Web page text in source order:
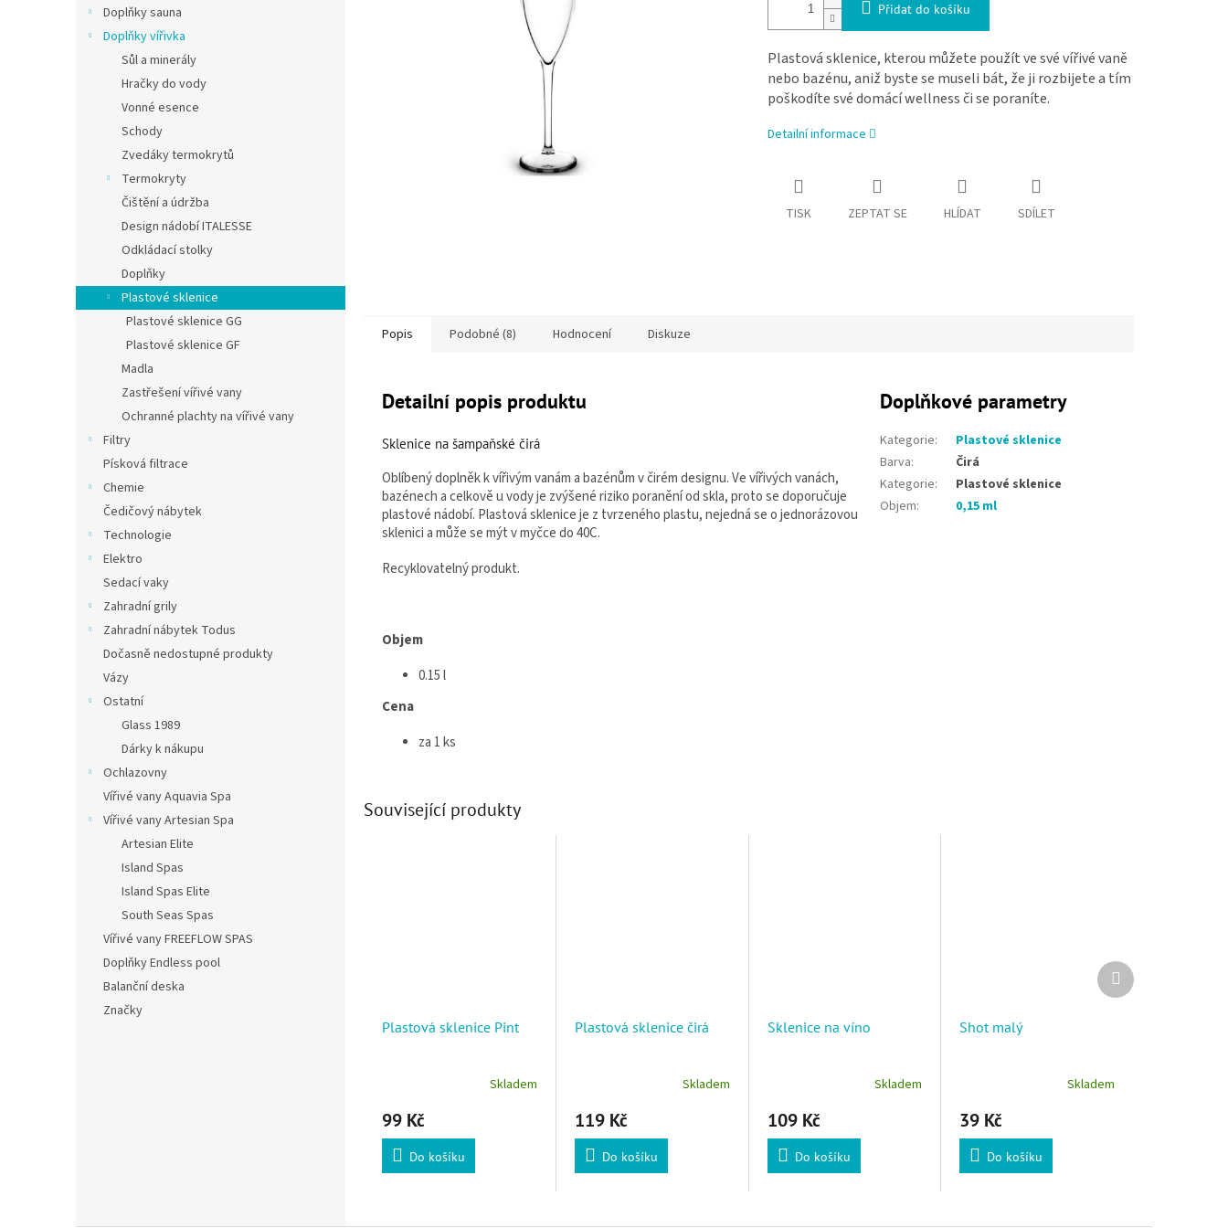
Doplňky sauna
Doplňky vířivka
Sůl a minerály
Hračky do vody
Vonné esence
Schody
Zvedáky termokrytů
Termokryty
Čištění a údržba
Design nádobí ITALESSE
Odkládací stolky
Doplňky
Plastové sklenice
Plastové sklenice GG
Plastové sklenice GF
Madla
Zastřešení vířivé vany
Ochranné plachty na vířivé vany
Filtry
Písková filtrace
Chemie
Čedičový nábytek
Technologie
Elektro
Sedací vaky
Zahradní grily
Zahradní nábytek Todus
Dočasně nedostupné produkty
Vázy
Ostatní
Glass 1989
Dárky k nákupu
Ochlazovny
Vířivé vany Aquavia Spa
Vířivé vany Artesian Spa
Artesian Elite
Island Spas
Island Spas Elite
South Seas Spas
Vířivé vany FREEFLOW SPAS
Doplňky Endless pool
Balanční deska
Značky
Přidat do košíku
Plastová sklenice, kterou můžete použít ve své vířivé vaně
nebo bazénu, aniž byste se museli bát, že ji rozbijete a tím
poškodíte své domácí wellness či se poraníte.
Detailní informace
TISK ZEPTAT SE HLÍDAT SDÍLET
Popis Podobné (8) Hodnocení Diskuze
Detailní popis produktu
Sklenice na šampaňské čirá
Oblíbený doplněk k vířivým vanám a bazénům v čirém designu. Ve vířivých vanách,
bazénech a celkově u vody je zvýšené riziko poranění od skla, proto se doporučuje
plastové nádobí. Plastová sklenice je z tvrzeného plastu, nejedná se o jednorázovou
sklenici a může se mýt v myčce do 40C.
Recyklovatelný produkt.
Objem
0.15 l
Cena
za 1 ks
Doplňkové parametry
Kategorie:
Plastové sklenice
Barva:
Čirá
Kategorie:
Plastové sklenice
Objem: 0,15 ml
Související produkty
Plastová sklenice Pint
Skladem
99 Kč
Do košíku
Plastová sklenice čirá
Skladem
119 Kč
Do košíku
Sklenice na víno
Skladem
109 Kč
Do košíku
Shot malý
Skladem
39 Kč
Do košíku
Další produkt